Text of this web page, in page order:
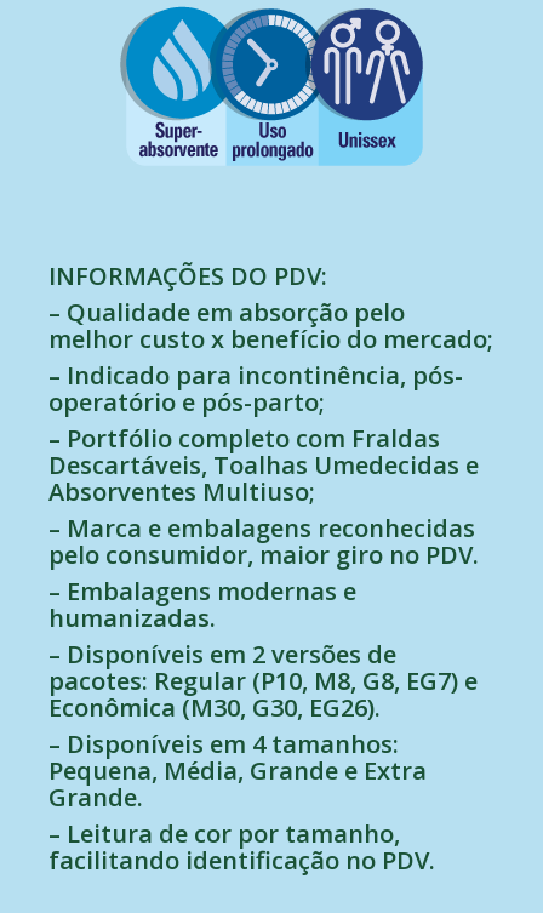
INFORMAÇÕES DO PDV:
– Qualidade em absorção pelo
melhor custo x benefício do mercado;
– Indicado para incontinência, pós-
operatório e pós-parto;
– Portfólio completo com Fraldas
Descartáveis, Toalhas Umedecidas e
Absorventes Multiuso;
– Marca e embalagens reconhecidas
pelo consumidor, maior giro no PDV.
– Embalagens modernas e
humanizadas.
– Disponíveis em 2 versões de
pacotes: Regular (P10, M8, G8, EG7) e
Econômica (M30, G30, EG26).
– Disponíveis em 4 tamanhos:
Pequena, Média, Grande e Extra
Grande.
– Leitura de cor por tamanho,
facilitando identificação no PDV.